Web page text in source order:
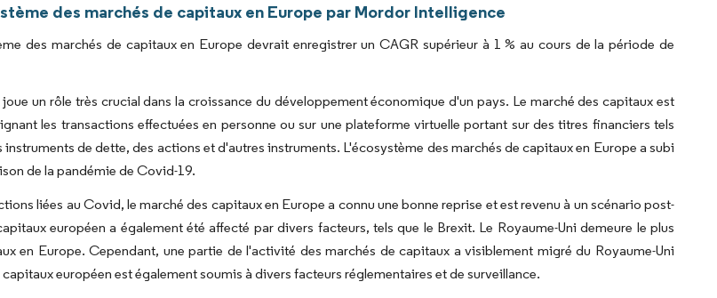
des marchés de capitaux en Europe par Mordor Intelligence
des marchés de capitaux en Europe devrait enregistrer un CAGR supérieur à 1 % au cours de la période de
un rôle très crucial dans la croissance du développement économique d'un pays. Le marché des capitaux est
les transactions effectuées en personne ou sur une plateforme virtuelle portant sur des titres financiers tels
de dette, des actions et d'autres instruments. L'écosystème des marchés de capitaux en Europe a subi
de la pandémie de Covid-19.
liées au Covid, le marché des capitaux en Europe a connu une bonne reprise et est revenu à un scénario post-
européen a également été affecté par divers facteurs, tels que le Brexit. Le Royaume-Uni demeure le plus
en Europe. Cependant, une partie de l'activité des marchés de capitaux a visiblement migré du Royaume-Uni
capitaux européen est également soumis à divers facteurs réglementaires et de surveillance.